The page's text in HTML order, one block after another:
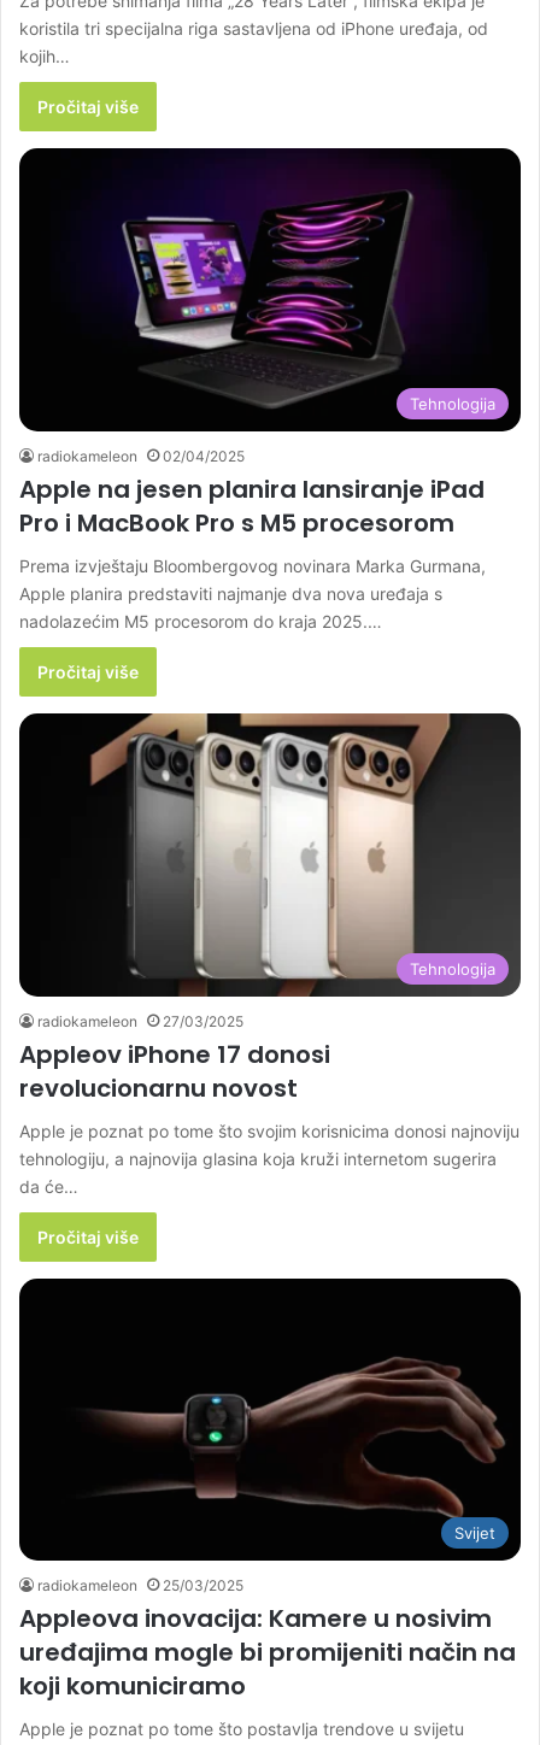
koristila tri specijalna riga sastavljena od iPhone uređaja, od
kojih…
Pročitaj više
Tehnologija
radiokameleon 02/04/2025
Apple na jesen planira lansiranje iPad
Pro i MacBook Pro s M5 procesorom
Prema izvještaju Bloombergovog novinara Marka Gurmana,
Apple planira predstaviti najmanje dva nova uređaja s
nadolazećim M5 procesorom do kraja 2025.…
Pročitaj više
Tehnologija
radiokameleon 27/03/2025
Appleov iPhone 17 donosi
revolucionarnu novost
Apple je poznat po tome što svojim korisnicima donosi najnoviju
tehnologiju, a najnovija glasina koja kruži internetom sugerira
da će…
Pročitaj više
Svijet
radiokameleon 25/03/2025
Appleova inovacija: Kamere u nosivim
uređajima mogle bi promijeniti način na
koji komuniciramo
Apple je poznat po tome što postavlja trendove u svijetu